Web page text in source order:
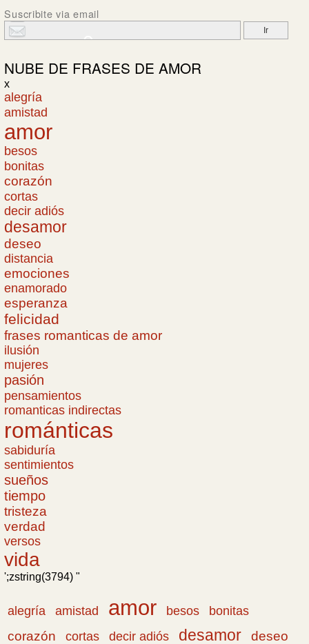
Suscribite via email
NUBE DE FRASES DE AMOR
x
alegría
amistad
amor
besos
bonitas
corazón
cortas
decir adiós
desamor
deseo
distancia
emociones
enamorado
esperanza
felicidad
frases romanticas de amor
ilusión
mujeres
pasión
pensamientos
romanticas indirectas
románticas
sabiduría
sentimientos
sueños
tiempo
tristeza
verdad
versos
vida
';zstring(3794) "
alegría amistad amor besos
bonitas
corazón
cortas decir adiós desamor deseo